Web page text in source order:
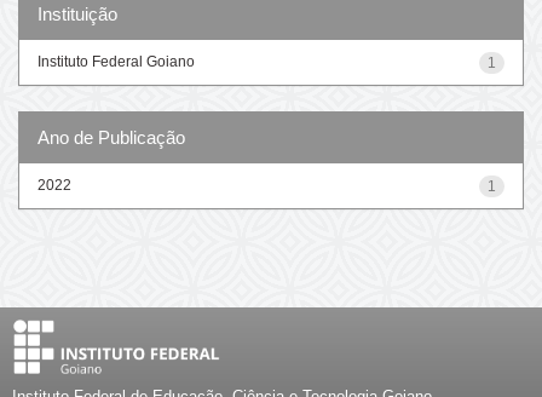
Instituição
1
Instituto Federal Goiano
Ano de Publicação
1
2022